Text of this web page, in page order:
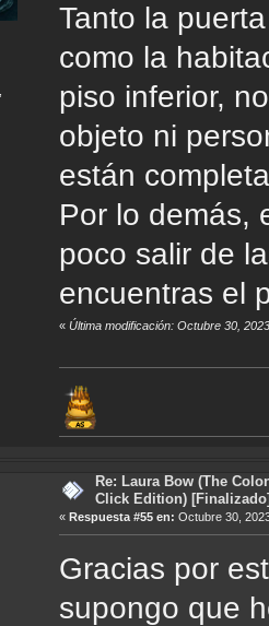
Tanto la
como la
piso inferior,
objeto ni
están
Por lo demás,
poco salir de
encuentras el
«Última modificación: Octubre 30,
Re: Laura Bow (The
Click Edition)
«Respuesta #55 en: Octubre 30,
Gracias por
supongo que